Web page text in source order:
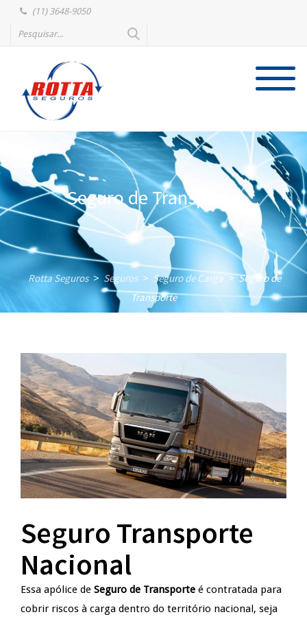
(11) 3648-9050
Seguro de Transporte
Rotta Seguros > Seguros > Seguro de Carga >Seguro de
Transporte
Seguro Transporte
Nacional
Essa apólice de Seguro de Transporte é contratada para
cobrir riscos à carga dentro do território nacional, seja